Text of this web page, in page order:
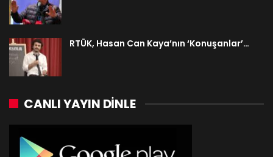
RTÜK, Hasan Can Kaya’nın ‘Konuşanlar’…
CANLI YAYIN DINLE